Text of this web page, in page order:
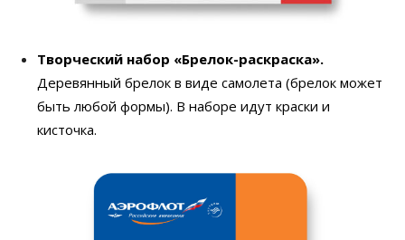
Творческий набор «Брелок-раскраска».
Деревянный брелок в виде самолета (брелок может
быть любой формы). В наборе идут краски и
кисточка.